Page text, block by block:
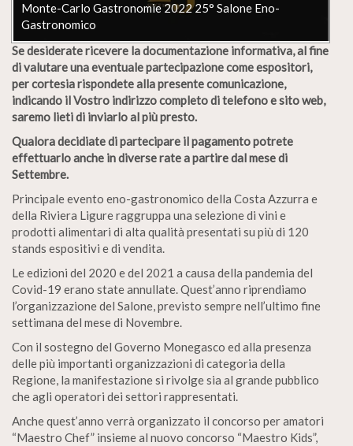
Monte-Carlo Gastronomie 2022 25° Salone Eno-
Gastronomico
Se desiderate ricevere la documentazione informativa, al fine
di valutare una eventuale partecipazione come espositori,
per cortesia rispondete alla presente comunicazione,
indicando il Vostro indirizzo completo di telefono e sito web,
saremo lieti di inviarlo al più presto.
Qualora decidiate di partecipare il pagamento potrete
effettuarlo anche in diverse rate a partire dal mese di
Settembre.
Principale evento eno-gastronomico della Costa Azzurra e
della Riviera Ligure raggruppa una selezione di vini e
prodotti alimentari di alta qualità presentati su più di 120
stands espositivi e di vendita.
Le edizioni del 2020 e del 2021 a causa della pandemia del
Covid-19 erano state annullate. Quest’anno riprendiamo
l’organizzazione del Salone, previsto sempre nell’ultimo fine
settimana del mese di Novembre.
Con il sostegno del Governo Monegasco ed alla presenza
delle più importanti organizzazioni di categoria della
Regione, la manifestazione si rivolge sia al grande pubblico
che agli operatori dei settori rappresentati.
Anche quest’anno verrà organizzato il concorso per amatori
“Maestro Chef” insieme al nuovo concorso “Maestro Kids”,